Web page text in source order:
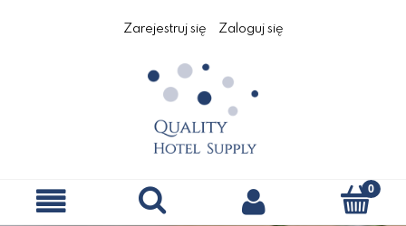
Zarejestruj się Zaloguj się